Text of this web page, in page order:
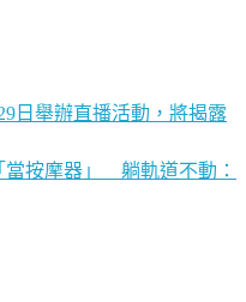
日舉辦直播活動，將揭露
當按摩器」 躺軌道不動：